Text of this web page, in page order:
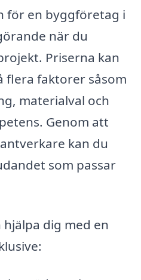
för en byggföretag i
när du
Priserna kan
flera faktorer såsom
materialval och
Genom att
kan du
som passar
dig med en